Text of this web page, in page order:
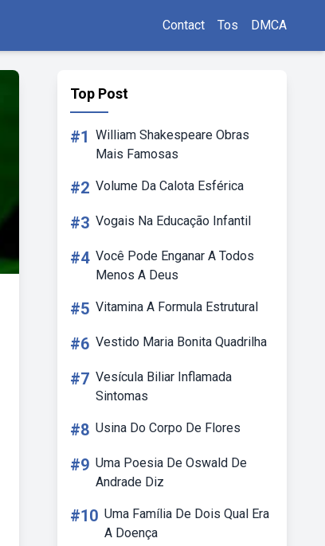
Contact Tos DMCA
Top Post
#1 William Shakespeare Obras
Mais Famosas
#2 Volume Da Calota Esférica
#3 Vogais Na Educação Infantil
#4 Você Pode Enganar A Todos
Menos A Deus
#5 Vitamina A Formula Estrutural
#6 Vestido Maria Bonita Quadrilha
#7 Vesícula Biliar Inflamada
Sintomas
#8 Usina Do Corpo De Flores
#9 Uma Poesia De Oswald De
Andrade Diz
#10 Uma Família De Dois Qual Era
A Doença